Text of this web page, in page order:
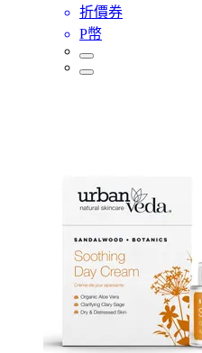
折價券
P幣